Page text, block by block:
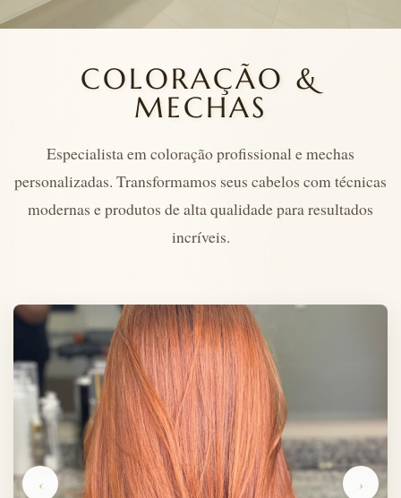
COLORAÇÃO &
MECHAS
Especialista em coloração profissional e mechas
personalizadas. Transformamos seus cabelos com técnicas
modernas e produtos de alta qualidade para resultados
incríveis.
‹ ›